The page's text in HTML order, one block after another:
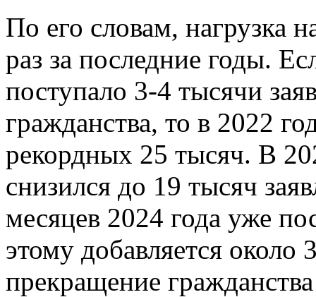
По его словам, нагрузка
раз за последние годы.
поступало 3-4 тысячи
гражданства, то в 2022
рекордных 25 тысяч. В
снизился до 19 тысяч
месяцев 2024 года уже
этому добавляется около
прекращение